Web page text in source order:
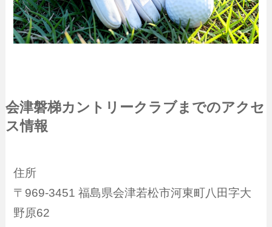
会津磐梯カントリークラブまでのアクセ
ス情報
住所
〒969-3451 福島県会津若松市河東町八田字大
野原62